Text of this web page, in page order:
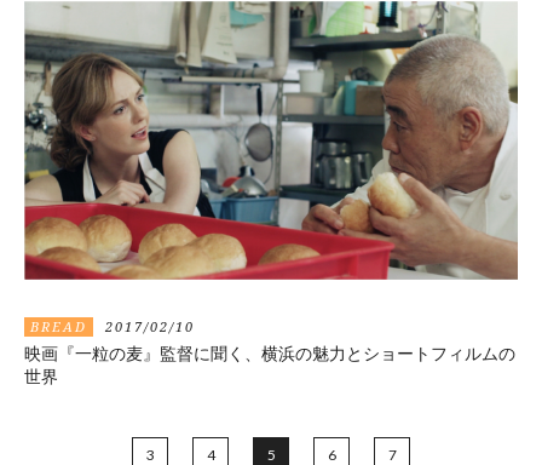
BREAD 2017/02/10
映画『一粒の麦』監督に聞く、横浜の魅力とショートフィルムの
世界
3 4 5 6 7